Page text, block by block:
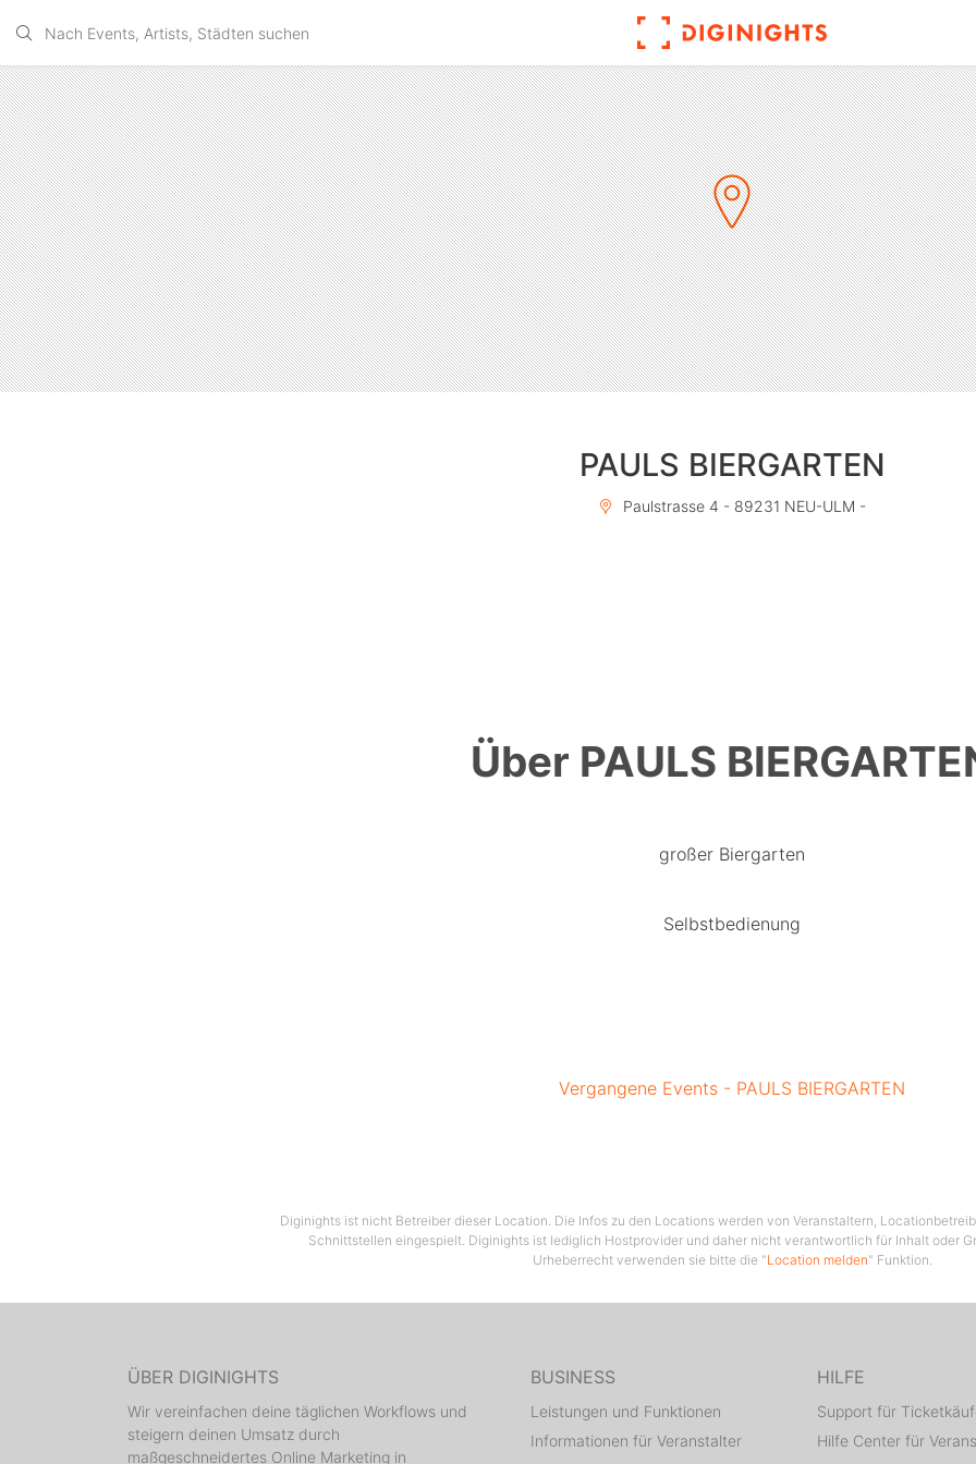
PAULS BIERGARTEN
Paulstrasse 4 - 89231 NEU-ULM -
Über PAULS
großer Biergarten
Selbstbedienung
Vergangene Events - PAULS BIERGARTEN
Diginights ist nicht Betreiber dieser Location. Die Infos zu den Locations werden von Veranstaltern,
Schnittstellen eingespielt. Diginights ist lediglich Hostprovider und daher nicht verantwortlich für Inhalt oder
Urheberrecht verwenden sie bitte die "Location melden" Funktion.
ÜBER DIGINIGHTS
Wir vereinfachen deine täglichen Workflows und
steigern deinen Umsatz durch
maßgeschneidertes Online Marketing in
BUSINESS
Leistungen und Funktionen
Informationen für Veranstalter
HILFE
Support für
Hilfe Center für